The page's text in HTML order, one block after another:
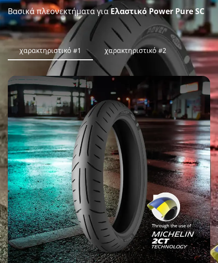
Βασικά πλεονεκτήματα γιαΕλαστικό Power Pure SC
χαρακτηριστικό #1 χαρακτηριστικό #2